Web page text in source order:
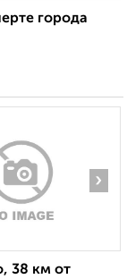
города
›
38 км от